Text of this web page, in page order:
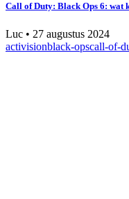
Call of Duty: Black Ops 6: wat
Luc • 27 augustus 2024
activisionblack-opscall-of-